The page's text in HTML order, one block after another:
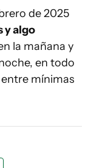
de 2025
y algo
la mañana y
en todo
mínimas